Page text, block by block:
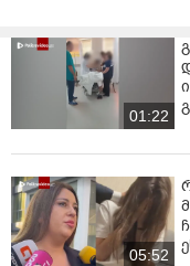
01:22
05:52